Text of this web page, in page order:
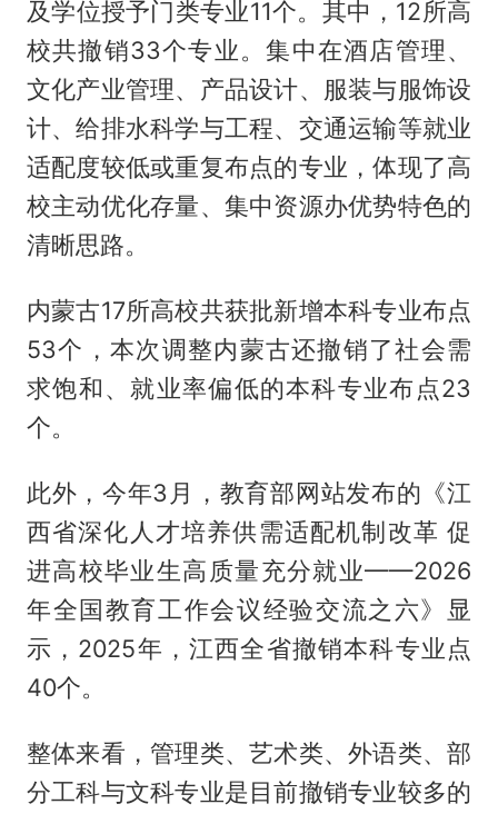
及学位授予门类专业11个。其中，12所高
校共撤销33个专业。集中在酒店管理、
文化产业管理、产品设计、服装与服饰设
计、给排水科学与工程、交通运输等就业
适配度较低或重复布点的专业，体现了高
校主动优化存量、集中资源办优势特色的
清晰思路。
内蒙古17所高校共获批新增本科专业布点
53个，本次调整内蒙古还撤销了社会需
求饱和、就业率偏低的本科专业布点23
个。
此外，今年3月，教育部网站发布的《江
西省深化人才培养供需适配机制改革 促
进高校毕业生高质量充分就业——2026
年全国教育工作会议经验交流之六》显
示，2025年，江西全省撤销本科专业点
40个。
整体来看，管理类、艺术类、外语类、部
分工科与文科专业是目前撤销专业较多的